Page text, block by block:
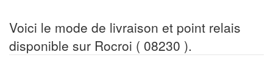
Voici le mode de livraison et point relais
disponible sur Rocroi ( 08230 ).